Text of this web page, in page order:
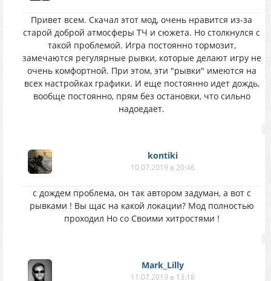
Привет всем. Скачал этот мод, очень нравится из-за
старой доброй атмосферы ТЧ и сюжета. Но столкнулся с
такой проблемой. Игра постоянно тормозит,
замечаются регулярные рывки, которые делают игру не
очень комфортной. При этом, эти "рывки" имеются на
всех настройках графики. И еще постоянно идет дождь,
вообще постоянно, прям без остановки, что сильно
надоедает.
kontiki
10.07.2019 в 20:46
с дождем проблема, он так автором задуман, а вот с
рывками ! Вы щас на какой локации? Мод полностью
проходил Но со Своими хитростями !
Mark_Lilly
11.07.2019 в 13:18